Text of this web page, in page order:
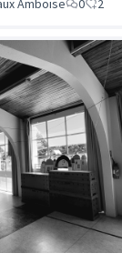
Amboise
0 2